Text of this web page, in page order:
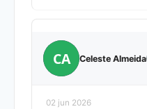
CA Celeste Almeida
02 jun 2026